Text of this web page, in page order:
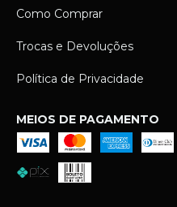
Como Comprar
Trocas e Devoluções
Política de Privacidade
MEIOS DE PAGAMENTO